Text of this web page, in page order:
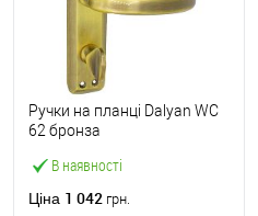
В наявності
Ручки на планці Dalyan WC
62 бронза
Ціна 1 042 грн.